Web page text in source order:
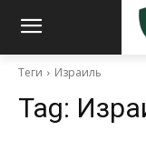
Теги Израиль
Tag: